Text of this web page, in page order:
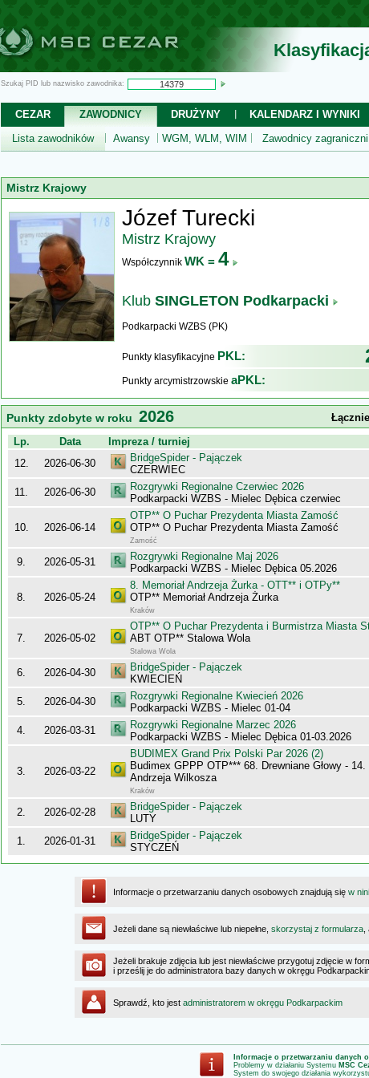
Szukaj PID lub nazwisko zawodnika:
CEZAR ZAWODNICY DRUŻYNY KALENDARZ I WYNIKI
Lista zawodników
Awansy WGM, WLM, WIM Zawodnicy zagraniczni
Mistrz Krajowy
Józef Turecki
Mistrz Krajowy
Współczynnik WK = 4
Klub SINGLETON Podkarpacki
Podkarpacki WZBS (PK)
Punkty klasyfikacyjne PKL:
Punkty arcymistrzowskie aPKL:
Punkty zdobyte w roku 2026
Lp. Data Impreza / turniej
12.
2026-06-30
BridgeSpider - Pajączek
CZERWIEC
11. 2026-06-30
Rozgrywki Regionalne Czerwiec 2026
Podkarpacki WZBS - Mielec Dębica czerwiec
10. 2026-06-14
OTP** O Puchar Prezydenta Miasta Zamość
OTP** O Puchar Prezydenta Miasta Zamość
Zamość
9. 2026-05-31
Rozgrywki Regionalne Maj 2026
Podkarpacki WZBS - Mielec Dębica 05.2026
8. 2026-05-24
8. Memoriał Andrzeja Żurka - OTT** i OTPy**
OTP** Memoriał Andrzeja Żurka
Kraków
7. 2026-05-02
OTP** O Puchar Prezydenta i Burmistrza Miasta
ABT OTP** Stalowa Wola
Stalowa Wola
6. 2026-04-30
BridgeSpider - Pajączek
KWIECIEŃ
5. 2026-04-30
Rozgrywki Regionalne Kwiecień 2026
Podkarpacki WZBS - Mielec 01-04
4. 2026-03-31
Rozgrywki Regionalne Marzec 2026
Podkarpacki WZBS - Mielec Dębica 01-03.2026
3. 2026-03-22
BUDIMEX Grand Prix Polski Par 2026 (2)
Budimex GPPP OTP*** 68. Drewniane Głowy - 14.
Andrzeja Wilkosza
Kraków
2. 2026-02-28
BridgeSpider - Pajączek
LUTY
1. 2026-01-31
BridgeSpider - Pajączek
STYCZEŃ
Informacje o przetwarzaniu danych osobowych znajdują się w
Jeżeli dane są niewłaściwe lub niepełne, skorzystaj z formularza
Jeżeli brakuje zdjęcia lub jest niewłaściwe przygotuj zdjęcie w
i prześlij je do administratora bazy danych w okręgu
Sprawdź, kto jest administratorem w okręgu Podkarpackim
Informacje o przetwarzaniu danych
Problemy w działaniu Systemu MSC
System do swojego działania